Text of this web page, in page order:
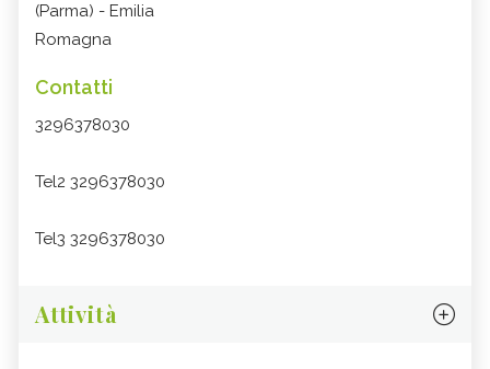
(Parma) - Emilia
Romagna
Contatti
3296378030
Tel2 3296378030
Tel3 3296378030
Attività